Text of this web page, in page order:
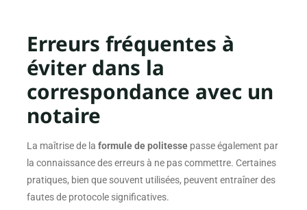
Erreurs fréquentes à
éviter dans la
correspondance avec un
notaire
La maîtrise de la formule de politessepasse également par
la connaissance des erreurs à ne pas commettre. Certaines
pratiques, bien que souvent utilisées, peuvent entraîner des
fautes de protocole significatives.